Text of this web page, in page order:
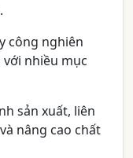
công nghiên
nhiều mục
sản xuất, liên
nâng cao chất